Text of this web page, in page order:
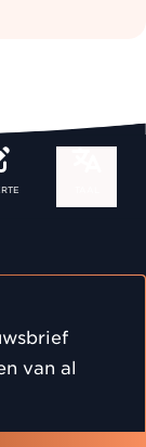
van al